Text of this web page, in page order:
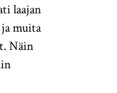
laajan
muita
Näin